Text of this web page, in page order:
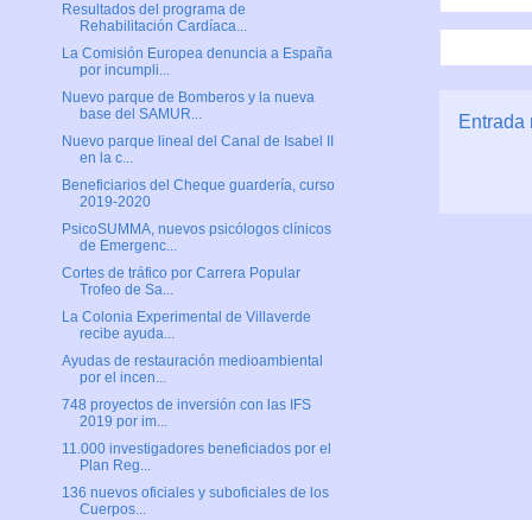
Entrada
Resultados del programa de
Rehabilitación Cardíaca...
La Comisión Europea denuncia a España
por incumpli...
Nuevo parque de Bomberos y la nueva
base del SAMUR...
Nuevo parque lineal del Canal de Isabel II
en la c...
Beneficiarios del Cheque guardería, curso
2019-2020
PsicoSUMMA, nuevos psicólogos clínicos
de Emergenc...
Cortes de tráfico por Carrera Popular
Trofeo de Sa...
La Colonia Experimental de Villaverde
recibe ayuda...
Ayudas de restauración medioambiental
por el incen...
748 proyectos de inversión con las IFS
2019 por im...
11.000 investigadores beneficiados por el
Plan Reg...
136 nuevos oficiales y suboficiales de los
Cuerpos...